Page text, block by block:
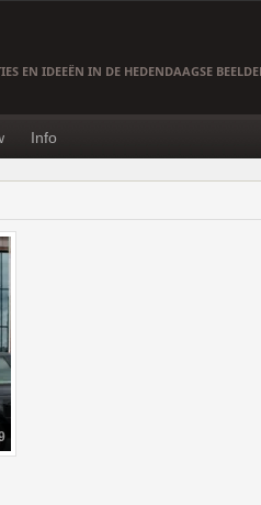
EN IDEEËN IN DE HEDENDAAGSE
Info